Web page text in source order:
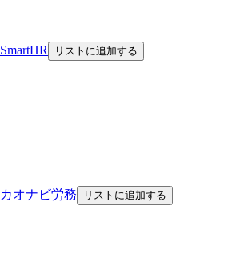
SmartHR リストに追加する
カオナビ労務 リストに追加する